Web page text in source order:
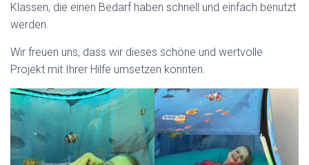
Klassen, die einen Bedarf haben schnell und einfach benutzt
werden.
Wir freuen uns, dass wir dieses schöne und wertvolle
Projekt mit Ihrer Hilfe umsetzen konnten.